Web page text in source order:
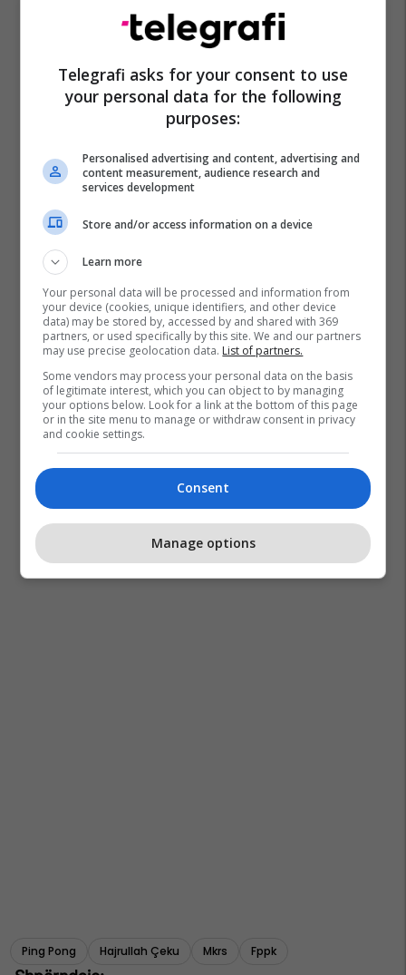
Ping Pong Hajrullah Çeku Mkrs Fppk
Telegrafi asks for your consent to use
your personal data for the following
purposes:
Personalised advertising and content, advertising and
content measurement, audience research and
services development
Store and/or access information on a device
Learn more
Your personal data will be processed and information from
your device (cookies, unique identifiers, and other device
data) may be stored by, accessed by and shared with 369
partners, or used specifically by this site. We and our partners
may use precise geolocation data. List of partners.
Some vendors may process your personal data on the basis
of legitimate interest, which you can object to by managing
your options below. Look for a link at the bottom of this page
or in the site menu to manage or withdraw consent in privacy
and cookie settings.
Consent
Manage options